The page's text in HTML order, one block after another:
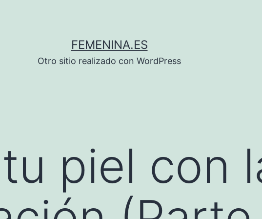
FEMENINA.ES
Otro sitio realizado con WordPress
piel con